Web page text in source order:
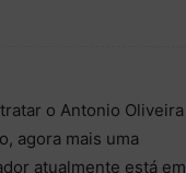
o Antonio Oliveira
agora mais uma
atualmente está em